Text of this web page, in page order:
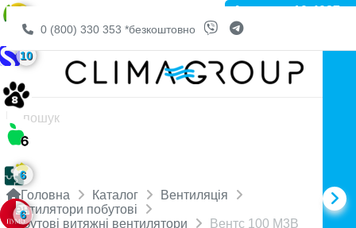
0 (800) 330 353 *безкоштовно
Головна Каталог
Вентиляція
Вентилятори побутові
Побутові витяжні вентилятори
Вентс 100 М3В
Артикул: 10-4027
10
6
6